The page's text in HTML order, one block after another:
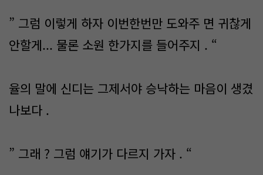
” 그럼 이렇게 하자 이번한번만 도와주 면 귀찮게
안할게... 물론 소원 한가지를 들어주지 . “
율의 말에 신디는 그제서야 승낙하는 마음이 생겼
나보다 .
” 그래 ? 그럼 얘기가 다르지 가자 . “